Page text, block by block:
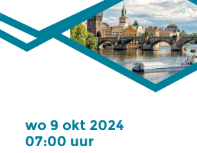
wo 9 okt 2024
07:00 uur